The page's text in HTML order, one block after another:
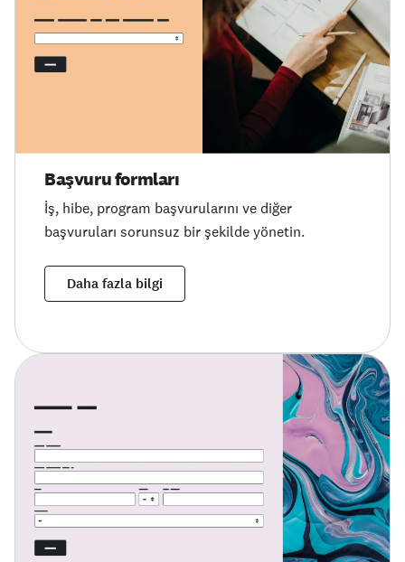
Başvuru formları
İş, hibe, program başvurularını ve diğer
başvuruları sorunsuz bir şekilde yönetin.
Daha fazla bilgi